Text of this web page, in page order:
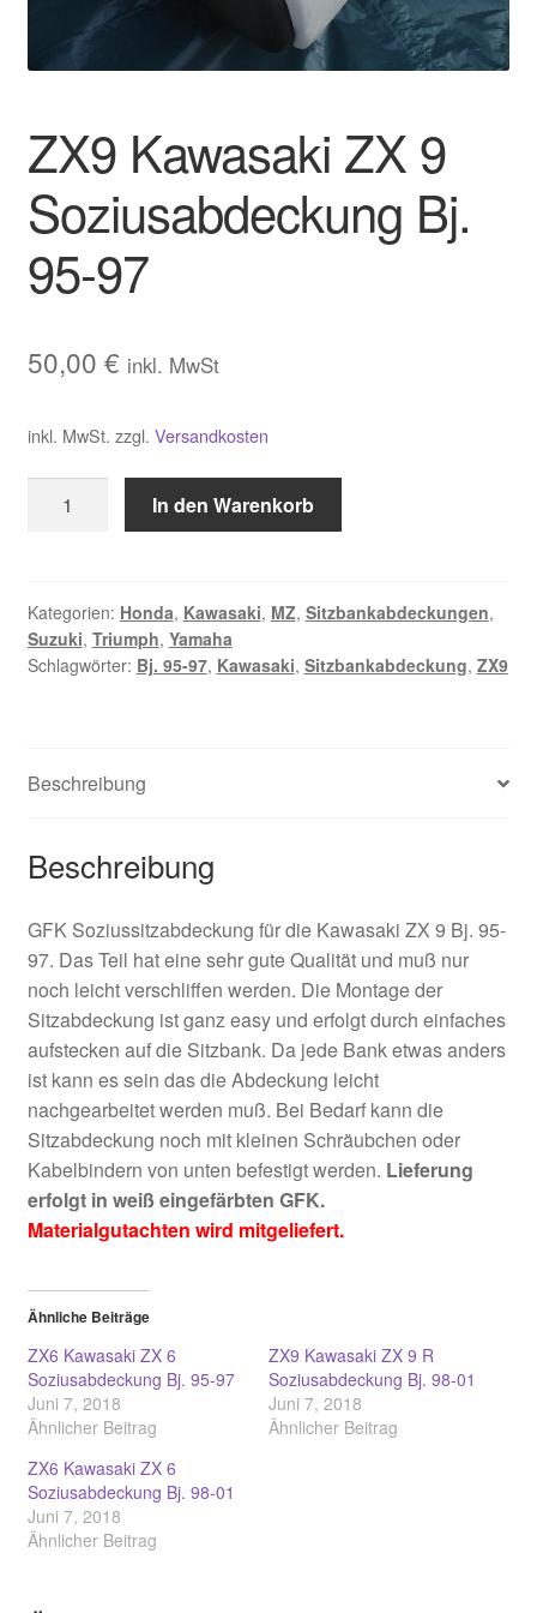
Warenkorb
Zahlungsarten und Versand
ZX9 Kawasaki ZX 9
Soziusabdeckung Bj.
95-97
50,00 € inkl. MwSt
inkl. MwSt. zzgl. Versandkosten
Kawasaki
Soziusabdeckung
Bj.
95-
In den Warenkorb
Kategorien: Honda, Kawasaki, MZ, Sitzbankabdeckungen,
Suzuki, Triumph, Yamaha
Schlagwörter: Bj. 95-97, Kawasaki, Sitzbankabdeckung, ZX9
Beschreibung
Beschreibung
GFK Soziussitzabdeckung für die Kawasaki ZX 9 Bj. 95-
97. Das Teil hat eine sehr gute Qualität und muß nur
noch leicht verschliffen werden. Die Montage der
Sitzabdeckung ist ganz easy und erfolgt durch einfaches
aufstecken auf die Sitzbank. Da jede Bank etwas anders
ist kann es sein das die Abdeckung leicht
nachgearbeitet werden muß. Bei Bedarf kann die
Sitzabdeckung noch mit kleinen Schräubchen oder
Kabelbindern von unten befestigt werden. Lieferung
erfolgt in weiß eingefärbten GFK.
Materialgutachten wird mitgeliefert.
Ähnliche Beiträge
ZX6 Kawasaki ZX 6
Soziusabdeckung Bj. 95-97
Juni 7, 2018
Ähnlicher Beitrag
ZX9 Kawasaki ZX 9 R
Soziusabdeckung Bj. 98-01
Juni 7, 2018
Ähnlicher Beitrag
ZX6 Kawasaki ZX 6
Soziusabdeckung Bj. 98-01
Juni 7, 2018
Ähnlicher Beitrag